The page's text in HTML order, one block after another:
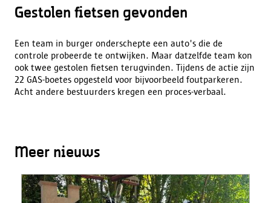
Gestolen fietsen gevonden
Een team in burger onderschepte een auto's die de
controle probeerde te ontwijken. Maar datzelfde team kon
ook twee gestolen fietsen terugvinden. Tijdens de actie zijn
22 GAS-boetes opgesteld voor bijvoorbeeld foutparkeren.
Acht andere bestuurders kregen een proces-verbaal.
Meer nieuws